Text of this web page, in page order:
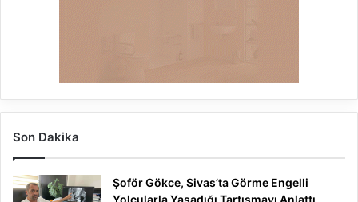
Son Dakika
Şoför Gökce, Sivas’ta Görme Engelli